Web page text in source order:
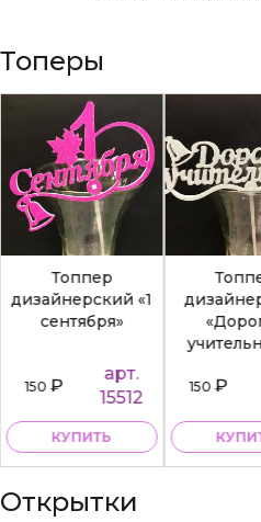
Топеры
Топпер
дизайнерский «1
сентября»
150₽
арт.
15512
КУПИТЬ
150₽
Открытки